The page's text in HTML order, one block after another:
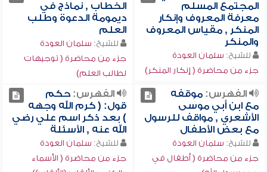
المجتمع المسلم
معرفة المعروف وإنكار
المنكر , مقياس المعروف
والمنكر
للشيخ: سلمان العودة
جزء من محاضرة ( إنكار المنكر)
الخطاب , نماذج في
ديمومة الدعوة وطلب
العلم
للشيخ: سلمان العودة
جزء من محاضرة ( توجيهات
لطالب العلم)
الفهرس:موقفه
مع ابن أبي موسى
الأشعري , مواقف للرسول
مع بعض الأطفال
للشيخ: سلمان العودة
جزء من محاضرة ( أطفال في
الفهرس:حكم
قول: ( كرم الله وجهه
) بعد ذكر اسم علي رضي
الله عنه , الأسئلة
للشيخ: سلمان العودة
جزء من محاضرة ( الأسماء